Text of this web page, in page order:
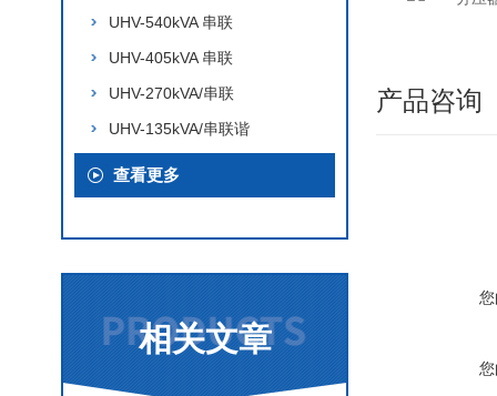
UHV-540kVA 串联
UHV-405kVA 串联
UHV-270kVA/串联
UHV-135kVA/串联谐
查看更多
相关文章
产品咨询